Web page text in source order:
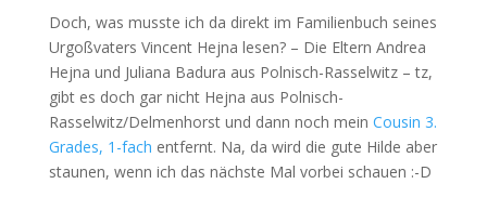
Doch, was musste ich da direkt im Familienbuch seines
Urgoßvaters Vincent Hejna lesen? – Die Eltern Andrea
Hejna und Juliana Badura aus Polnisch-Rasselwitz – tz,
gibt es doch gar nicht Hejna aus Polnisch-
Rasselwitz/Delmenhorst und dann noch mein Cousin 3.
Grades, 1-fach entfernt. Na, da wird die gute Hilde aber
staunen, wenn ich das nächste Mal vorbei schauen :-D